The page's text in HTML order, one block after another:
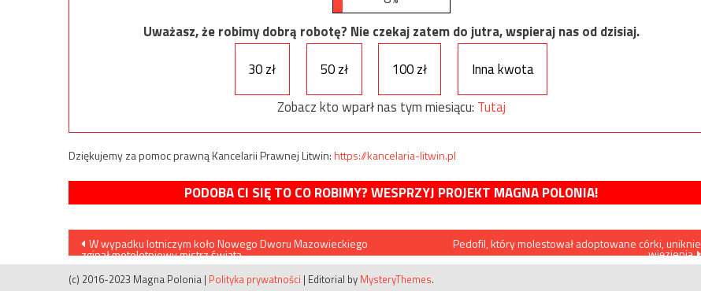
Uważasz, że robimy dobrą robotę? Nie czekaj zatem do jutra, wspieraj nas od dzisiaj.
30 zł
50 zł 100 zł
Inna kwota
Zobacz kto wparł nas tym miesiącu: Tutaj
Dziękujemy za pomoc prawną Kancelarii Prawnej Litwin:https://kancelaria-litwin.pl
PODOBA CI SIĘ TO CO ROBIMY? WESPRZYJ PROJEKT MAGNA POLONIA!
Nawigacja
wpisu
W wypadku lotniczym koło Nowego Dworu Mazowieckiego
zginął motolotniowy mistrz świata
Pedofil, który molestował adoptowane córki, uniknie
więzienia
(c) 2016-2023 Magna Polonia | Polityka prywatności | Editorial by MysteryThemes.